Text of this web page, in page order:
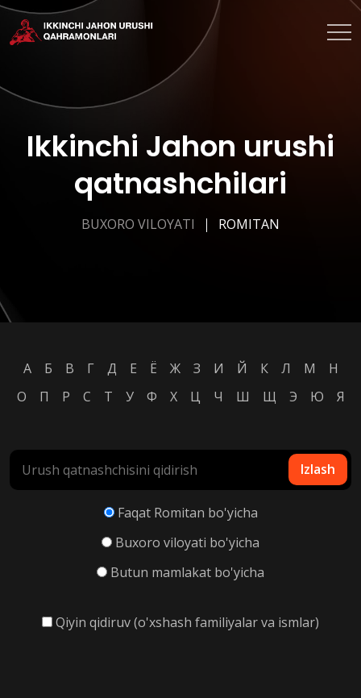
Ikkinchi Jahon urushi
qatnashchilari
BUXORO VILOYATI ROMITAN
А Б В Г Д Е Ё Ж З И Й К Л М
Н
О
П Р С Т У Ф Х Ц Ч Ш Щ Э Ю Я
Faqat Romitan bo'yicha
Buxoro viloyati bo'yicha
Butun mamlakat bo'yicha
Qiyin qidiruv (o'xshash familiyalar va ismlar)
Izlash